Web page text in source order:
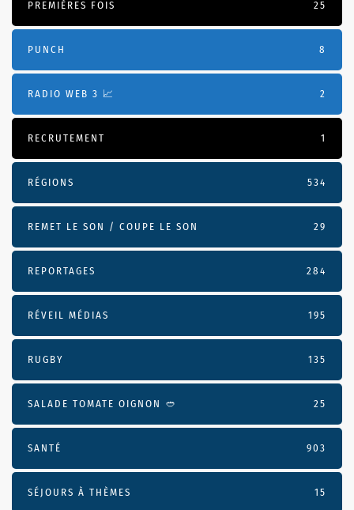
PREMIÈRES FOIS 25
PUNCH 8
RADIO WEB 3 📈 2
RECRUTEMENT 1
RÉGIONS 534
REMET LE SON / COUPE LE SON 29
REPORTAGES 284
RÉVEIL MÉDIAS 195
RUGBY 135
SALADE TOMATE OIGNON 🥙 25
SANTÉ 903
SÉJOURS À THÈMES 15